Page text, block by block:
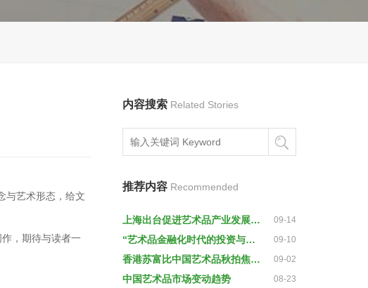
与艺术形态，给文
，期待与读者一
内容搜索 Related Stories
推荐内容 Recommended
上海出台促进艺术品产业发展实施办法 建设世界重要艺术品交易中心 09-14
“艺术品金融化时代的投资与收藏”圆桌论坛成功举办 09-10
香港苏富比中国艺术品秋拍焦点曝光 09-02
中国艺术品市场变动趋势 08-23